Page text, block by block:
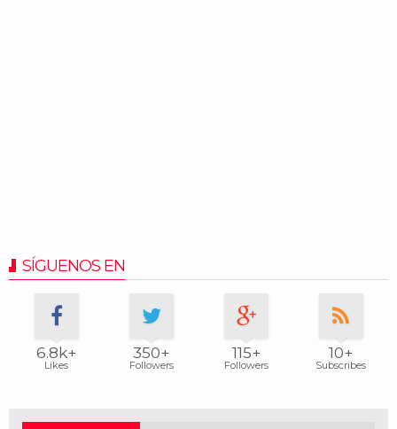
SÍGUENOS EN
6.8k+
Likes
350+
Followers
115+
Followers
10+
Subscribes